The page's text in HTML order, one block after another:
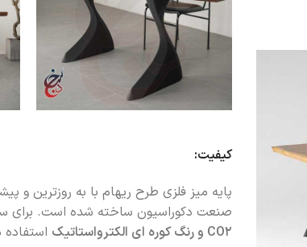
کیفیت:
پایه میز فلزی طرح ریهام با به روزترین و
صنعت دکوراسیون ساخته شده است. برای
CO2 و رنگ کوره ای الکترواستاتیک